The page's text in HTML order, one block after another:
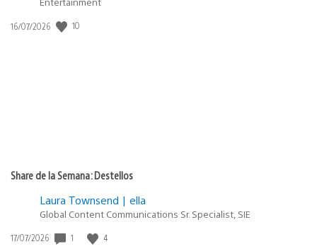
Fecha
16/07/2026 10
Share de la Semana: Destellos
Laura Townsend | ella
Global Content Communications Sr. Specialist, SIE
Fecha
17/07/2026 1 4